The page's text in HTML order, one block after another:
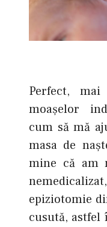
Perfect,
moaşelor
cum să mă
masa de
mine că am
epiziotomie
cusută, astfel